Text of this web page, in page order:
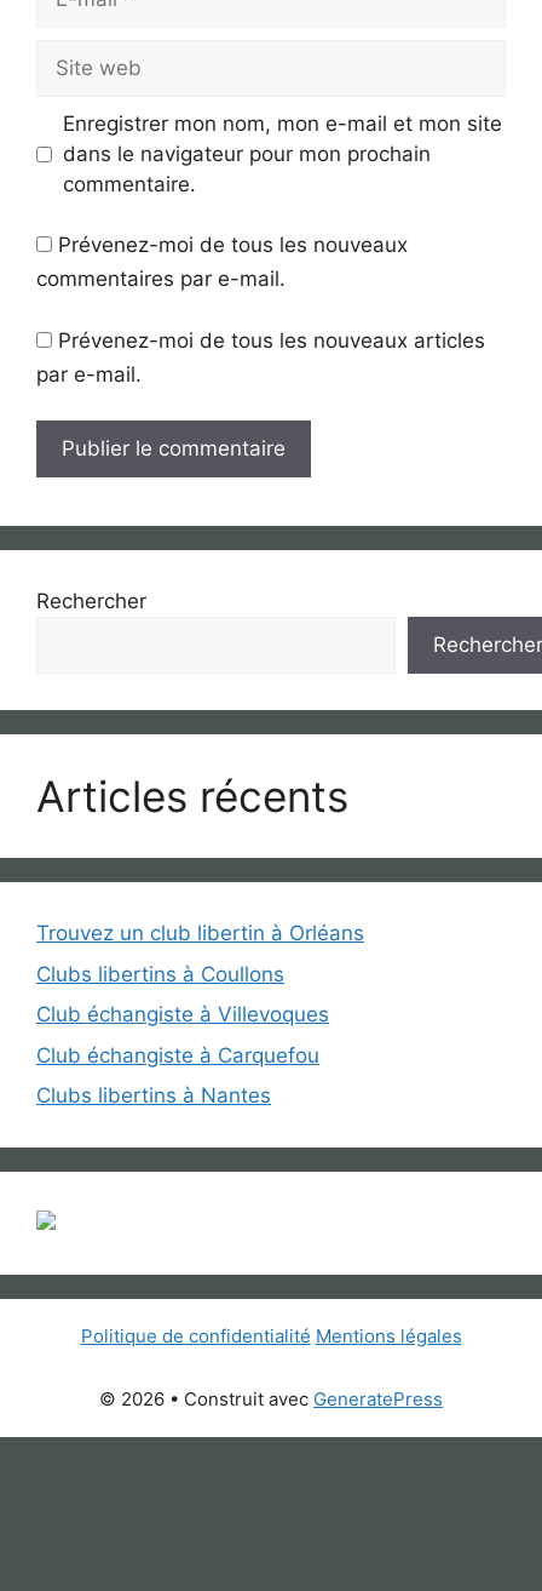
mail
web
Enregistrer mon nom, mon e-mail et mon site
dans le navigateur pour mon prochain
commentaire.
Prévenez-moi de tous les nouveaux
commentaires par e-mail.
Prévenez-moi de tous les nouveaux articles
par e-mail.
Rechercher
Rechercher
Articles récents
Trouvez un club libertin à Orléans
Clubs libertins à Coullons
Club échangiste à Villevoques
Club échangiste à Carquefou
Clubs libertins à Nantes
Politique de confidentialité Mentions légales
© 2026 • Construit avec GeneratePress